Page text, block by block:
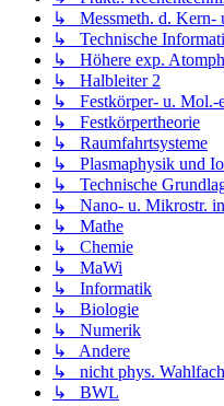
↳ Messmeth. d. Kern-
↳ Technische
↳ Höhere exp.
↳ Halbleiter 2
↳ Festkörper- u. Mol.-
↳ Festkörpertheorie
↳ Raumfahrtsysteme
↳ Plasmaphysik und
↳ Technische
↳ Nano- u. Mikrostr. in
↳ Mathe
↳ Chemie
↳ MaWi
↳ Informatik
↳ Biologie
↳ Numerik
↳ Andere
↳ nicht phys. Wahlfach
↳ BWL